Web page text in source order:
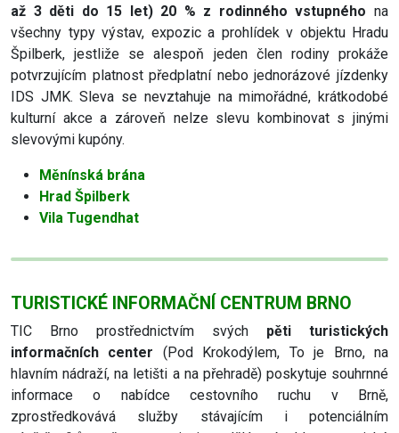
až 3 děti do 15 let) 20 % z rodinného vstupného na
všechny typy výstav, expozic a prohlídek v objektu Hradu
Špilberk, jestliže se alespoň jeden člen rodiny prokáže
potvrzujícím platnost předplatní nebo jednorázové jízdenky
IDS JMK. Sleva se nevztahuje na mimořádné, krátkodobé
kulturní akce a zároveň nelze slevu kombinovat s jinými
slevovými kupóny.
Měnínská brána
Hrad Špilberk
Vila Tugendhat
TURISTICKÉ INFORMAČNÍ CENTRUM BRNO
TIC Brno prostřednictvím svých pěti turistických
informačních center (Pod Krokodýlem, To je Brno, na
hlavním nádraží, na letišti a na přehradě) poskytuje souhrnné
informace o nabídce cestovního ruchu v Brně,
zprostředkovává služby stávajícím i potenciálním